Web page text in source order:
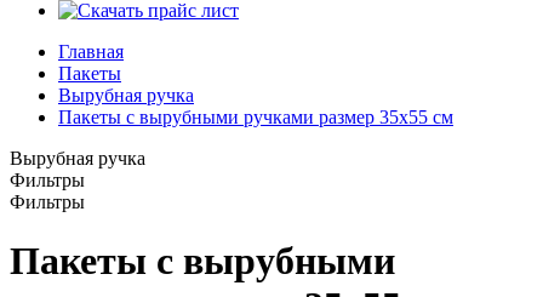
Главная
Пакеты
Вырубная ручка
Пакеты с вырубными ручками размер 35x55 см
Вырубная ручка
Фильтры
Фильтры
Пакеты с вырубными